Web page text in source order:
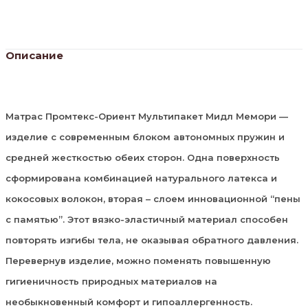
Описание
Матрас Промтекс-Ориент Мультипакет Мидл Мемори —
изделие с современным блоком автономных пружин и
средней жесткостью обеих сторон. Одна поверхность
сформирована комбинацией натурального латекса и
кокосовых волокон, вторая – слоем инновационной “пены
с памятью”. Этот вязко-эластичный материал способен
повторять изгибы тела, не оказывая обратного давления.
Перевернув изделие, можно поменять повышенную
гигиеничность природных материалов на
необыкновенный комфорт и гипоаллергенность.